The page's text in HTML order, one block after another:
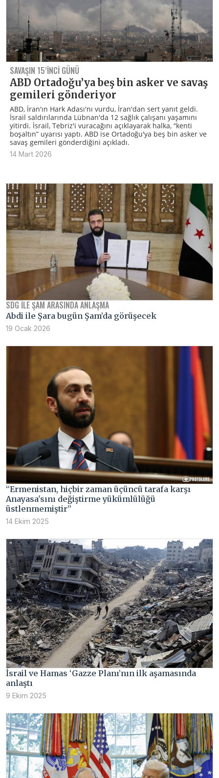
SAVAŞIN 15’INCI GÜNÜ
ABD Ortadoğu’ya beş bin asker ve savaş
gemileri gönderiyor
ABD, İran'ın Hark Adası'nı vurdu, İran'dan sert yanıt geldi.
İsrail saldırılarında Lübnan'da 12 sağlık çalışanı yaşamını
yitirdi. İsrail, Tebriz'i vuracağını açıklayarak halka, “kenti
boşaltın” uyarısı yaptı. ABD ise Ortadoğu'ya beş bin asker ve
savaş gemileri gönderdiğini açıkladı.
14 Mart 2026
SDG ILE ŞAM ARASINDA ANLAŞMA
Abdi ile Şara bugün Şam’da görüşecek
19 Ocak 2026
“Ermenistan, hiçbir zaman üçüncü tarafa karşı
Anayasa'sını değiştirme yükümlülüğü
üstlenmemiştir”
14 Ekim 2025
İsrail ve Hamas ‘Gazze Planı’nın ilk aşamasında
anlaştı
9 Ekim 2025